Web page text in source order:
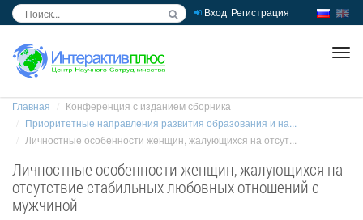
Вход Регистрация
Главная
Конференция с изданием сборника
Приоритетные направления развития образования и на...
Личностные особенности женщин, жалующихся на отсут...
Личностные особенности женщин, жалующихся на
отсутствие стабильных любовных отношений с
мужчиной